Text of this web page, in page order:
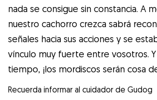
nada se consigue sin constancia. A
nuestro cachorro crezca sabrá
señales hacia sus acciones y se
vínculo muy fuerte entre vosotros.
tiempo, ¡los mordiscos serán cosa
Recuerda informar al cuidador de Gudog